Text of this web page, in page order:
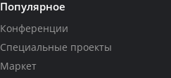
Популярное
Конференции
Специальные проекты
Маркет